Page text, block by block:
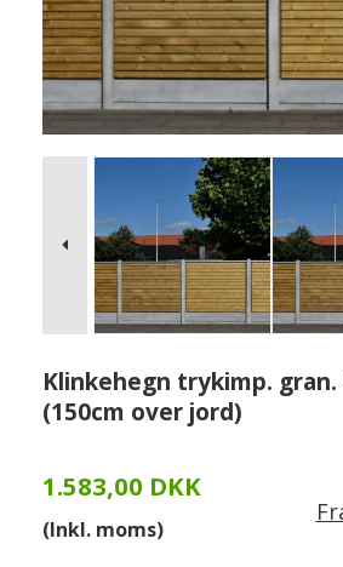
Klinkehegn trykimp. gran.
(150cm over jord)
1.583,00 DKK
(Inkl. moms)